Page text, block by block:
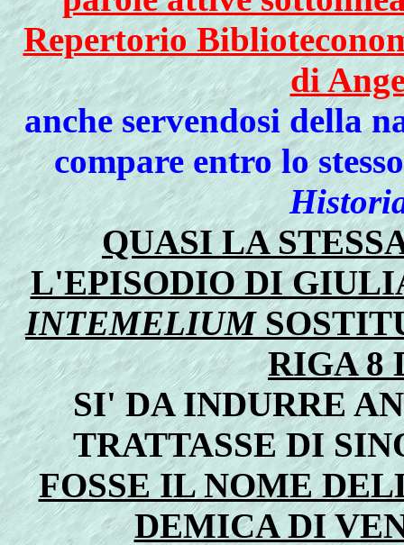
Repertorio
di
anche servendosi della
compare entro lo
QUASI LA
L'EPISODIO DI
INTEMELIUM
RIGA 8
SI' DA INDURRE
TRATTASSE DI
FOSSE IL NOME
DEMICA DI